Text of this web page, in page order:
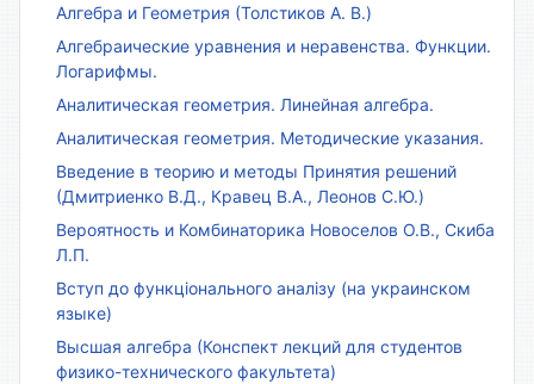
Алгебра и Геометрия (Толстиков А. В.)
Алгебраические уравнения и неравенства. Функции.
Логарифмы.
Аналитическая геометрия. Линейная алгебра.
Аналитическая геометрия. Методические указания.
Введение в теорию и методы Принятия решений
(Дмитриенко В.Д., Кравец В.А., Леонов С.Ю.)
Вероятность и Комбинаторика Новоселов О.В., Скиба
Л.П.
Вступ до функціонального аналізу (на украинском
языке)
Высшая алгебра (Конспект лекций для студентов
физико-технического факультета)